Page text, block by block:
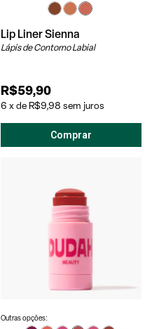
Lip Liner Sienna
Lápis de Contorno Labial
R$59,90
6 xde R$9,98 sem juros
Outras opções: